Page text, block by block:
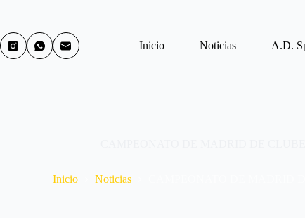
Inicio Noticias A.D.
Inicio Noticias